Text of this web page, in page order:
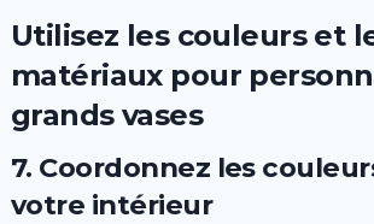
Utilisez les couleurs et
matériaux pour
grands vases
7. Coordonnez les
votre intérieur